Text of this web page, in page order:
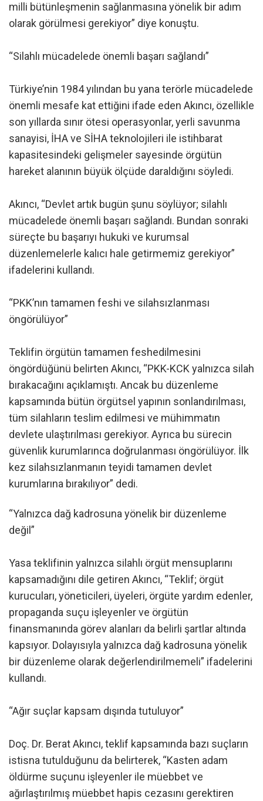
milli bütünleşmenin sağlanmasına yönelik bir adım
olarak görülmesi gerekiyor” diye konuştu.
“Silahlı mücadelede önemli başarı sağlandı”
Türkiye’nin 1984 yılından bu yana terörle mücadelede
önemli mesafe kat ettiğini ifade eden Akıncı, özellikle
son yıllarda sınır ötesi operasyonlar, yerli savunma
sanayisi, İHA ve SİHA teknolojileri ile istihbarat
kapasitesindeki gelişmeler sayesinde örgütün
hareket alanının büyük ölçüde daraldığını söyledi.
Akıncı, “Devlet artık bugün şunu söylüyor; silahlı
mücadelede önemli başarı sağlandı. Bundan sonraki
süreçte bu başarıyı hukuki ve kurumsal
düzenlemelerle kalıcı hale getirmemiz gerekiyor”
ifadelerini kullandı.
“PKK’nın tamamen feshi ve silahsızlanması
öngörülüyor”
Teklifin örgütün tamamen feshedilmesini
öngördüğünü belirten Akıncı, “PKK-KCK yalnızca silah
bırakacağını açıklamıştı. Ancak bu düzenleme
kapsamında bütün örgütsel yapının sonlandırılması,
tüm silahların teslim edilmesi ve mühimmatın
devlete ulaştırılması gerekiyor. Ayrıca bu sürecin
güvenlik kurumlarınca doğrulanması öngörülüyor. İlk
kez silahsızlanmanın teyidi tamamen devlet
kurumlarına bırakılıyor” dedi.
“Yalnızca dağ kadrosuna yönelik bir düzenleme
değil”
Yasa teklifinin yalnızca silahlı örgüt mensuplarını
kapsamadığını dile getiren Akıncı, “Teklif; örgüt
kurucuları, yöneticileri, üyeleri, örgüte yardım edenler,
propaganda suçu işleyenler ve örgütün
finansmanında görev alanları da belirli şartlar altında
kapsıyor. Dolayısıyla yalnızca dağ kadrosuna yönelik
bir düzenleme olarak değerlendirilmemeli” ifadelerini
kullandı.
“Ağır suçlar kapsam dışında tutuluyor”
Doç. Dr. Berat Akıncı, teklif kapsamında bazı suçların
istisna tutulduğunu da belirterek, “Kasten adam
öldürme suçunu işleyenler ile müebbet ve
ağırlaştırılmış müebbet hapis cezasını gerektiren